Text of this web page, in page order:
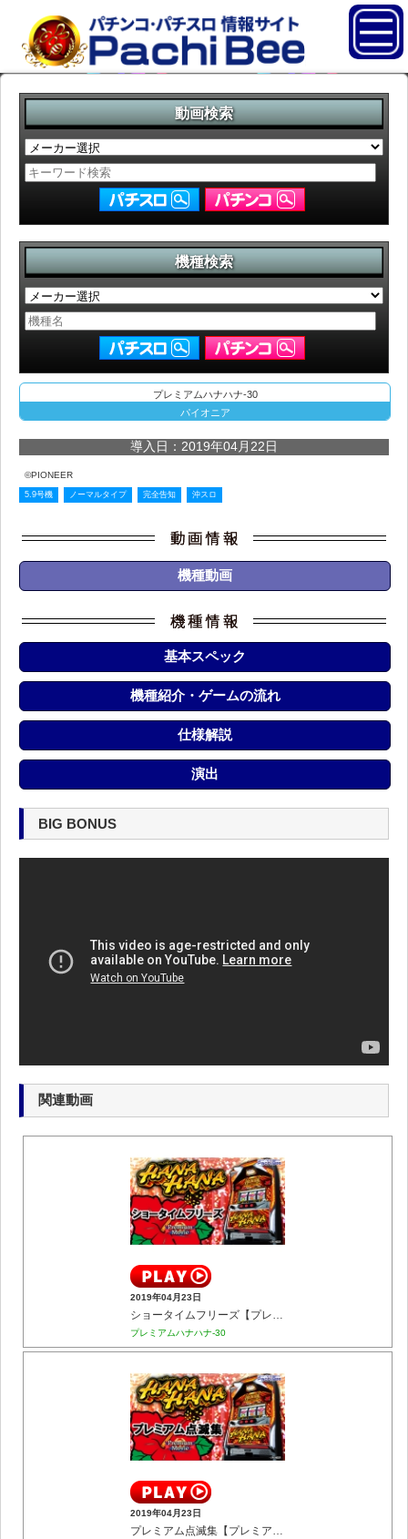
動画検索
機種検索
プレミアムハナハナ-30
パイオニア
導入日：2019年04月22日
©PIONEER
5.9号機 ノーマルタイプ 完全告知 沖スロ
機種動画
基本スペック
機種紹介・ゲームの流れ
仕様解説
演出
BIG BONUS
関連動画
2019年04月23日
ショータイムフリーズ【プレミアム】
プレミアムハナハナ-30
2019年04月23日
プレミアム点滅集【プレミアム】